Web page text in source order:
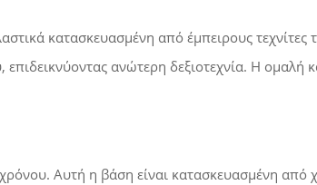
κατασκευασμένη από έμπειρους τεχνίτες
ανώτερη δεξιοτεχνία. Η ομαλή
Αυτή η βάση είναι κατασκευασμένη από